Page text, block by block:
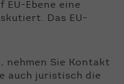
EU-Ebene eine
Das EU-
nehmen Sie Kontakt
auch juristisch die